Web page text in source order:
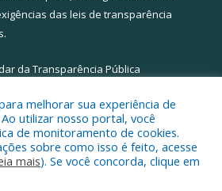
das leis de transparência
da Transparência Pública
a Câmara Municipal de Santa Maria
do Pará.
melhorar sua experiência de
utilizar nosso portal, você
de monitoramento de cookies.
sobre como isso é feito, acesse
mais). Se você concorda, clique em